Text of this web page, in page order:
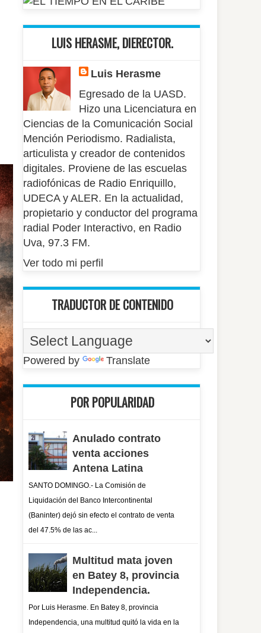
LUIS HERASME, DIERECTOR.
Luis Herasme
Egresado de la UASD.
Hizo una Licenciatura en
Ciencias de la Comunicación Social
Mención Periodismo. Radialista,
articulista y creador de contenidos
digitales. Proviene de las escuelas
radiofónicas de Radio Enriquillo,
UDECA y ALER. En la actualidad,
propietario y conductor del programa
radial Poder Interactivo, en Radio
Uva, 97.3 FM.
Ver todo mi perfil
TRADUCTOR DE CONTENIDO
Powered by Translate
POR POPULARIDAD
Anulado contrato
venta acciones
Antena Latina
SANTO DOMINGO.- La Comisión de
Liquidación del Banco Intercontinental
(Baninter) dejó sin efecto el contrato de venta
del 47.5% de las ac...
Multitud mata joven
en Batey 8, provincia
Independencia.
Por Luis Herasme. En Batey 8, provincia
Independencia, una multitud quitó la vida en la